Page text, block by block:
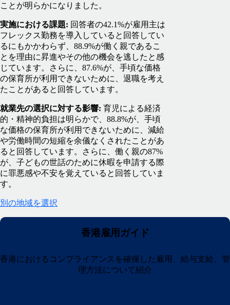
ことが明らかになりました。
実施における課題: 回答者の42.1%が雇用主は
フレックス勤務を導入していると回答してい
るにもかかわらず、88.9%が働く親であるこ
とを理由に昇進やその他の機会を逃したと感
じています。さらに、87.6%が、手頃な価格
の保育所が利用できないために、退職を考え
たことがあると回答しています。
就業先の選択に対する影響: 育児による経済
的・精神的負担は明らかで、88.8%が、手頃
な価格の保育所が利用できないために、減給
や労働時間の短縮を余儀なくされたことがあ
ると回答しています。さらに、働く親の87%
が、子どもの世話のために休暇を申請する際
に罪悪感や不安を覚えていると回答していま
す。
別の地域を選択
香港雇用ガイド
香港におけるコンプライアンスを確保した雇用、給与支給、管
理方法について紹介